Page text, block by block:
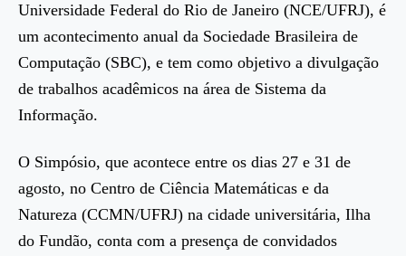
Universidade Federal do Rio de Janeiro (NCE/UFRJ), é
um acontecimento anual da Sociedade Brasileira de
Computação (SBC), e tem como objetivo a divulgação
de trabalhos acadêmicos na área de Sistema da
Informação.
O Simpósio, que acontece entre os dias 27 e 31 de
agosto, no Centro de Ciência Matemáticas e da
Natureza (CCMN/UFRJ) na cidade universitária, Ilha
do Fundão, conta com a presença de convidados